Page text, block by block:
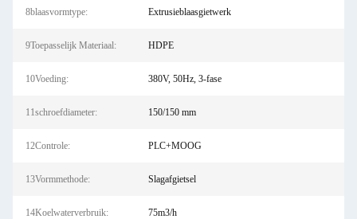
8blaasvormtype: Extrusieblaasgietwerk
9Toepasselijk Materiaal: HDPE
10Voeding: 380V, 50Hz, 3-fase
11schroefdiameter: 150/150 mm
12Controle: PLC+MOOG
13Vormmethode: Slagafgietsel
14Koelwaterverbruik: 75m3/h